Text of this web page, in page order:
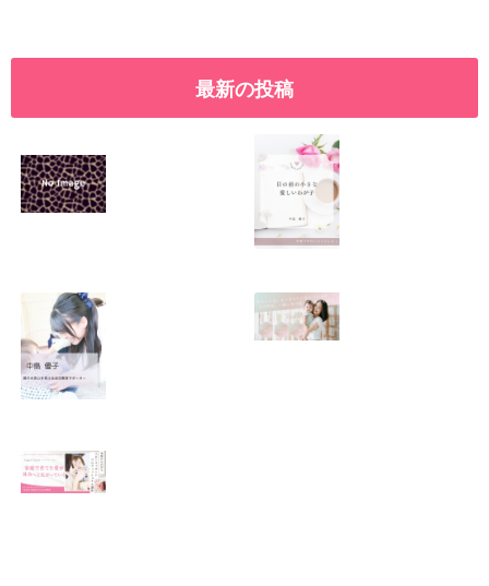
最新の投稿
2026.01.11 2026.01.08
りますように
2026.01.06